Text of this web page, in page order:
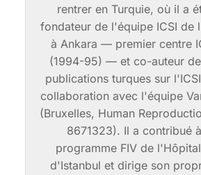
rentrer en Turquie, où il a
fondateur de l'équipe ICSI de
à Ankara — premier centre
(1994-95) — et co-auteur
publications turques sur
collaboration avec l'équipe
(Bruxelles, Human
8671323). Il a contribué
programme FIV de
d'Istanbul et dirige son